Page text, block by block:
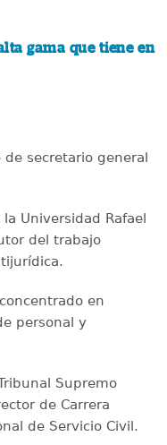
gama que tiene en
secretario general
Universidad Rafael
del trabajo
en
personal y
Supremo
de Carrera
de Servicio Civil.